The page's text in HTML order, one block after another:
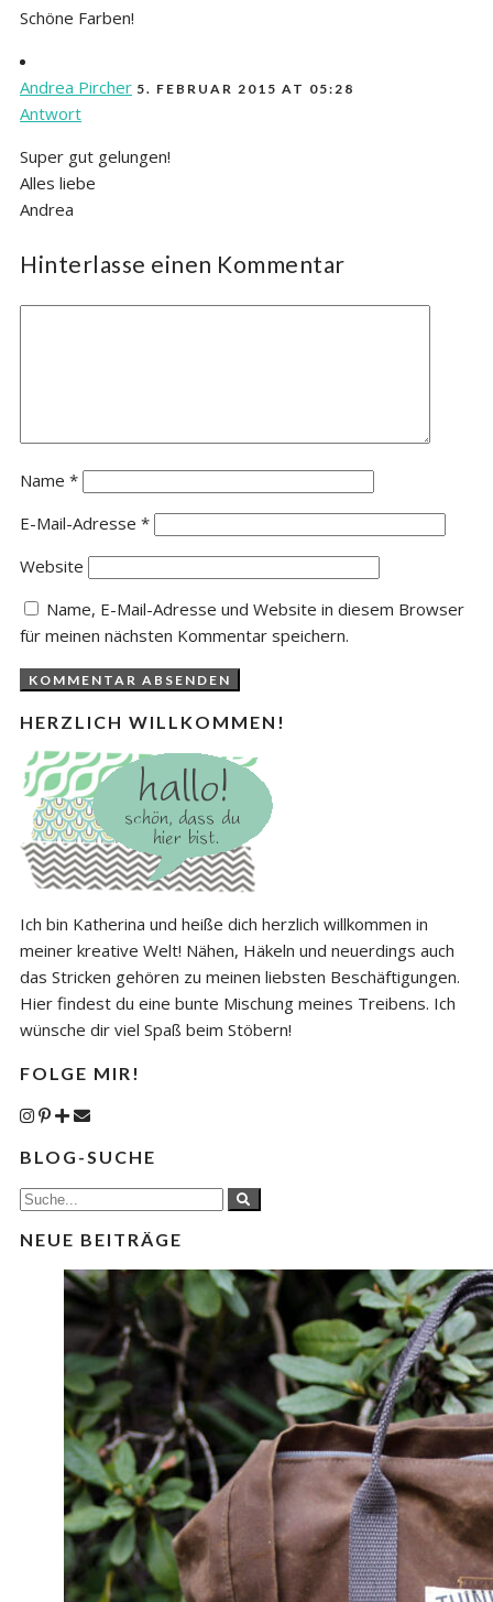
Schöne Farben!
Andrea Pircher 5. FEBRUAR 2015 AT 05:28
Antwort
Super gut gelungen!
Alles liebe
Andrea
Hinterlasse einen Kommentar
Name *
E-Mail-Adresse *
Website
Name, E-Mail-Adresse und Website in diesem Browser
für meinen nächsten Kommentar speichern.
HERZLICH WILLKOMMEN!
Ich bin Katherina und heiße dich herzlich willkommen in
meiner kreative Welt! Nähen, Häkeln und neuerdings auch
das Stricken gehören zu meinen liebsten Beschäftigungen.
Hier findest du eine bunte Mischung meines Treibens. Ich
wünsche dir viel Spaß beim Stöbern!
FOLGE MIR!
BLOG-SUCHE
NEUE BEITRÄGE